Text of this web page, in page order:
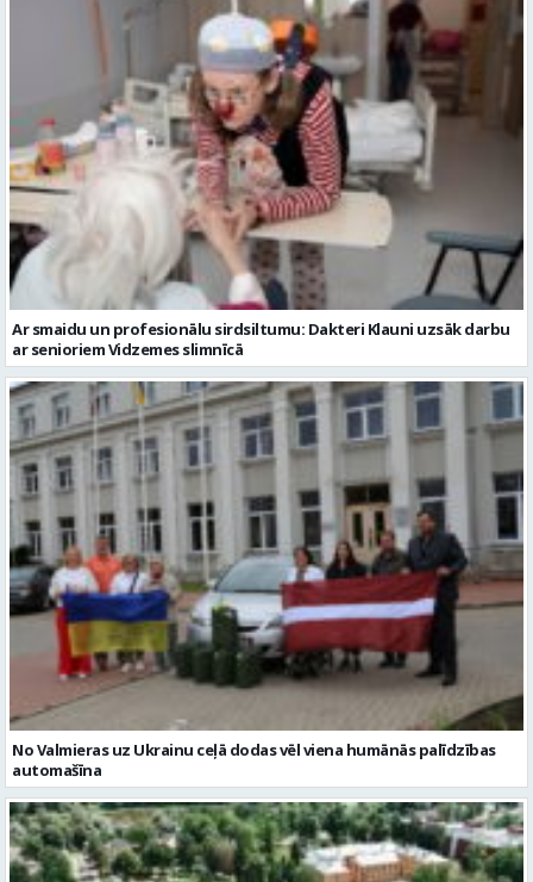
Ar smaidu un profesionālu sirdsiltumu: Dakteri Klauni uzsāk darbu
ar senioriem Vidzemes slimnīcā
No Valmieras uz Ukrainu ceļā dodas vēl viena humānās palīdzības
automašīna